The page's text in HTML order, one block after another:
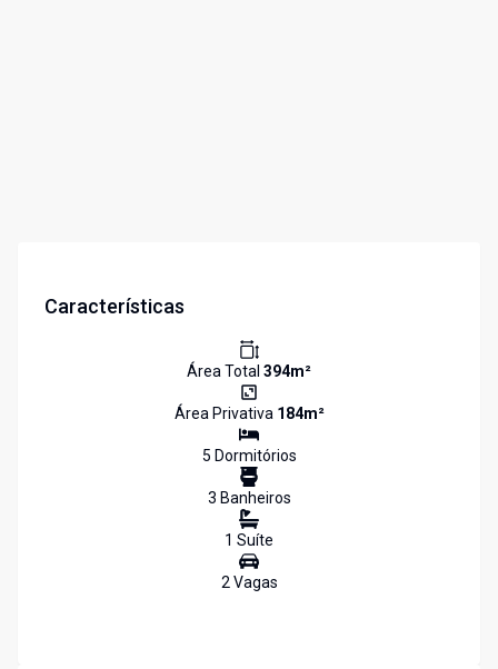
Características
Área Total 394m²
Área Privativa 184m²
5 Dormitórios
3 Banheiros
1 Suíte
2Vagas